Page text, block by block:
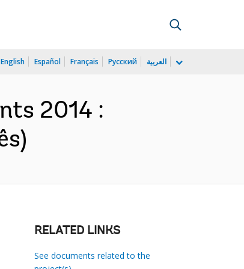
English Español Français Русский العربية
2014 :
RELATED LINKS
See documents related to the